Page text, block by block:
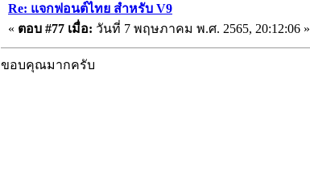
Re: แจกฟอนต์ไทย สำหรับ V9
« ตอบ #77 เมื่อ: วันที่ 7 พฤษภาคม พ.ศ. 2565, 20:12:06 »
ขอบคุณมากครับ